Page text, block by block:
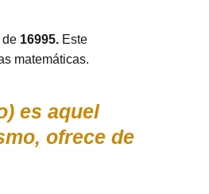
de 16995. Este
matemáticas.
es aquel
ofrece de